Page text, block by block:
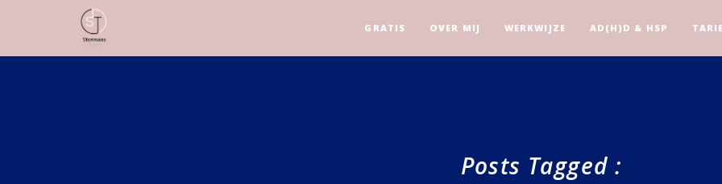
GRATIS OVER MIJ WERKWIJZE AD(H)D & HSP
Posts Tagged :